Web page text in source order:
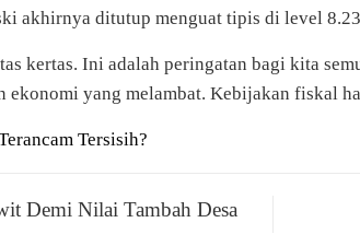
akhirnya ditutup menguat tipis di level
kertas. Ini adalah peringatan bagi kita
yang melambat. Kebijakan fiskal
Tersisih?
Demi Nilai Tambah Desa